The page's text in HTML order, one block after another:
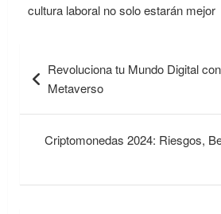
cultura laboral no solo estarán mejor
de
entradas
Revoluciona tu Mundo Digital
Metaverso
Criptomonedas 2024: Riesgos,